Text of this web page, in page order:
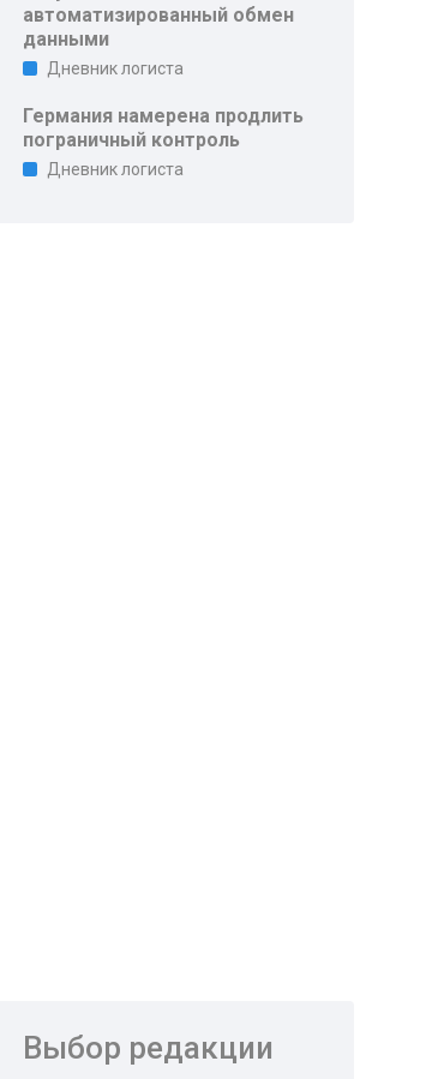
автоматизированный обмен
данными
Дневник логиста
Германия намерена продлить
пограничный контроль
Дневник логиста
Выбор редакции